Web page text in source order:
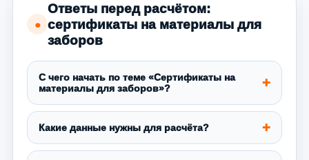
●
Ответы перед расчётом:
сертификаты на материалы для
заборов
С чего начать по теме «Сертификаты на
материалы для заборов»?
Какие данные нужны для расчёта?